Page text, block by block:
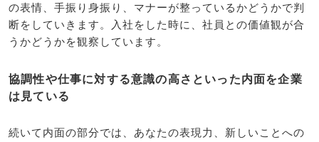
の表情、手振り身振り、マナーが整っているかどうかで判
断をしていきます。入社をした時に、社員との価値観が合
うかどうかを観察しています。
協調性や仕事に対する意識の高さといった内面を企業
は見ている
続いて内面の部分では、あなたの表現力、新しいことへの